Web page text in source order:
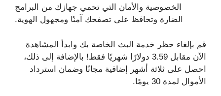
الخصوصية والأمان التي تحمي جهازك من البرامج
الضارة وتحافظ على تصفحك آمنًا ومجهول الهوية.
قم بإلغاء حظر خدمة البث الخاصة بك وابدأ المشاهدة
الآن مقابل 3.59 دولارًا شهريًا فقط! بالإضافة إلى ذلك،
احصل على ثلاثة أشهر إضافية مجانًا وضمان استرداد
الأموال لمدة 30 يومًا.